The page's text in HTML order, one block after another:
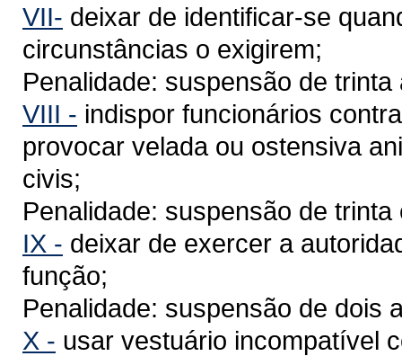
VII- deixar de identificar-se
circunstâncias o exigirem;
Penalidade: suspensão de
VIII - indispor funcionários
provocar velada ou ostensiva
civis;
Penalidade: suspensão de
IX - deixar de exercer a
função;
Penalidade: suspensão de dois
X - usar vestuário incompatível